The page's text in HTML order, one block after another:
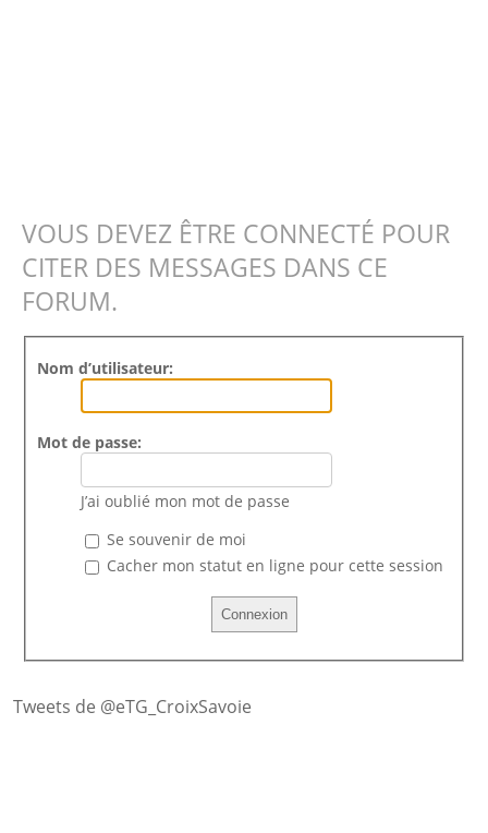
VOUS DEVEZ ÊTRE CONNECTÉ POUR
CITER DES MESSAGES DANS CE
FORUM.
Nom d’utilisateur:
Mot de passe:
J’ai oublié mon mot de passe
Se souvenir de moi
Cacher mon statut en ligne pour cette session
Tweets de @eTG_CroixSavoie